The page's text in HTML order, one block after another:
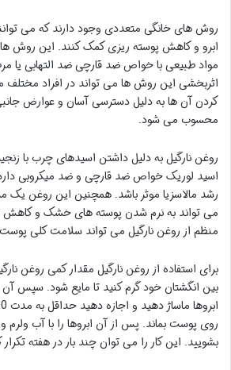
روش های خانگی متعددی وجود دارند که می
ابرو و کاهش پوسته ریزی کمک کنند. این روش ها
مواد طبیعی با خواص ضد قارچی ضد التهابی یا
اثربخشی این روش ها می تواند در افراد مختلف
کردن آن ها به دلیل دسترسی آسان و عوارض
محسوب می شود.
روغن نارگیل به دلیل داشتن اسیدهای چرب با
اسید لوریک خواص ضد قارچی و ضد میکروبی
رشد مالاسزیا موثر باشد. همچنین این روغن
می تواند به نرم شدن پوسته های خشک و کاهش
منظم از روغن نارگیل می تواند سلامت کلی پوست
برای استفاده از روغن نارگیل مقدار کمی روغن
بین انگشتان خود گرم کنید تا مایع شود. سپس آن
روی پوست بماند. پس از آن ابروها را با آب ولرم
بشویید. این کار را می توان چند بار در هفته تکرار